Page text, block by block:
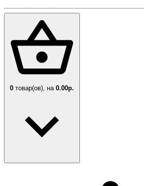
0 товар(ов), на 0.00р.